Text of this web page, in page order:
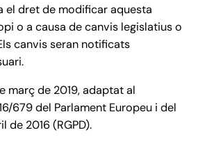
el dret de modificar aquesta
o a causa de canvis legislatius o
canvis seran notificats
març de 2019, adaptat al
679 del Parlament Europeu i del
de 2016 (RGPD).